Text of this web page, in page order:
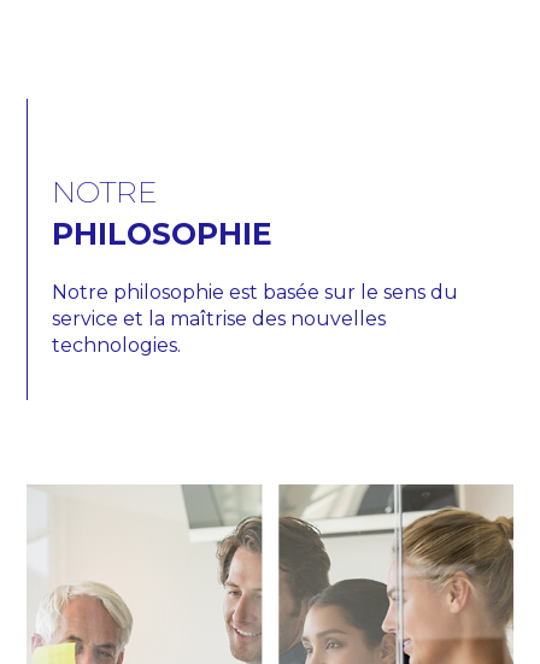
NOTRE
PHILOSOPHIE
Notre philosophie est basée sur le sens du
service et la maîtrise des nouvelles
technologies.